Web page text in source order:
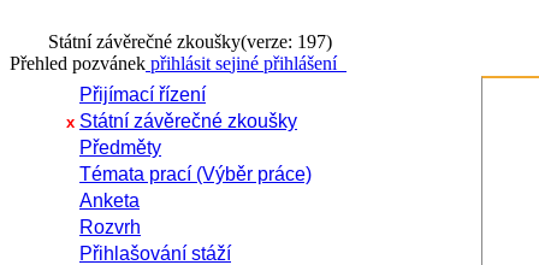
Státní závěrečné zkoušky(verze: 197)
Přehled pozvánek přihlásit sejiné přihlášení
Přijímací řízení
x Státní závěrečné zkoušky
Předměty
Témata prací (Výběr práce)
Anketa
Rozvrh
Přihlašování stáží